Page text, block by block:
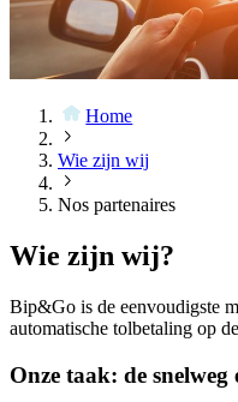
Home
Wie zijn wij
Nos partenaires
Wie zijn wij?
Bip&Go is de eenvoudigste
automatische tolbetaling op
Onze taak: de